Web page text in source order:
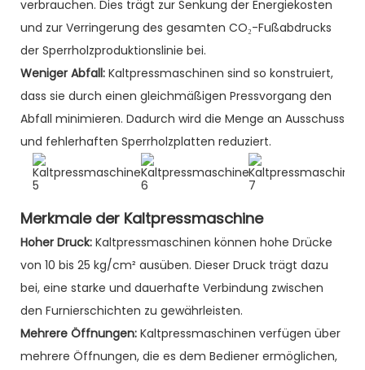
verbrauchen. Dies trägt zur Senkung der Energiekosten
und zur Verringerung des gesamten CO₂-Fußabdrucks
der Sperrholzproduktionslinie bei.
Weniger Abfall: Kaltpressmaschinen sind so konstruiert,
dass sie durch einen gleichmäßigen Pressvorgang den
Abfall minimieren. Dadurch wird die Menge an Ausschuss
und fehlerhaften Sperrholzplatten reduziert.
Merkmale der Kaltpressmaschine
Hoher Druck: Kaltpressmaschinen können hohe Drücke
von 10 bis 25 kg/cm² ausüben. Dieser Druck trägt dazu
bei, eine starke und dauerhafte Verbindung zwischen
den Furnierschichten zu gewährleisten.
Mehrere Öffnungen: Kaltpressmaschinen verfügen über
mehrere Öffnungen, die es dem Bediener ermöglichen,